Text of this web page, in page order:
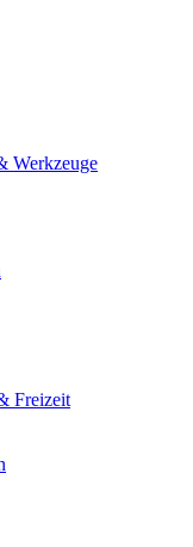
Werkzeuge
Freizeit